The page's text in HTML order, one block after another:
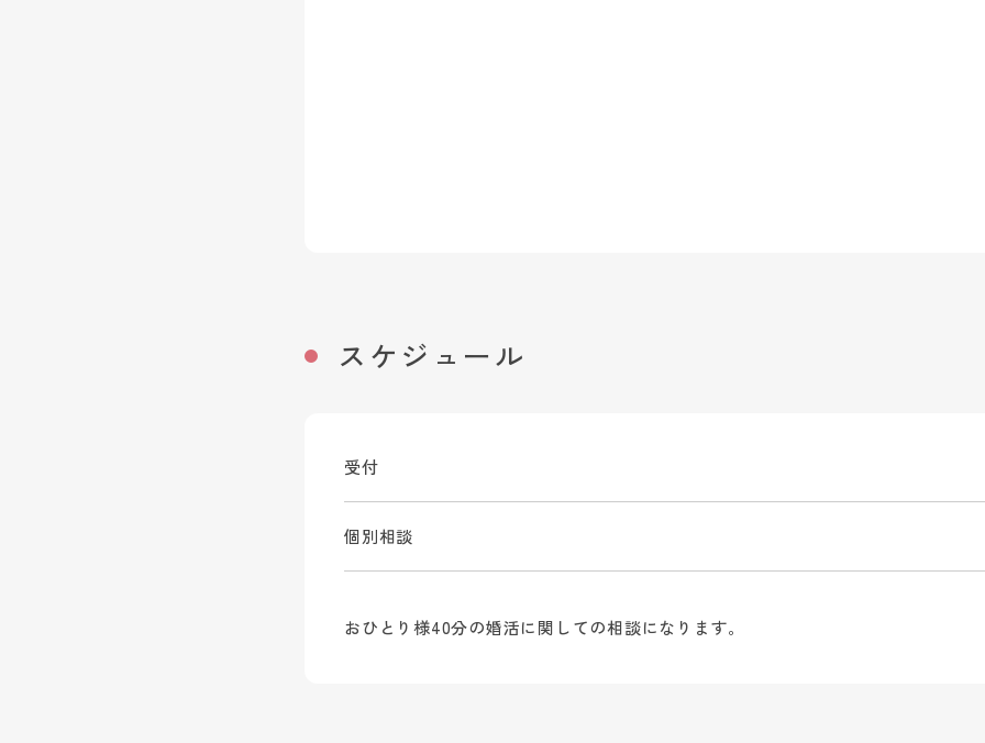
スケジュール
受付
個別相談
おひとり様40分の婚活に関しての相談になります。